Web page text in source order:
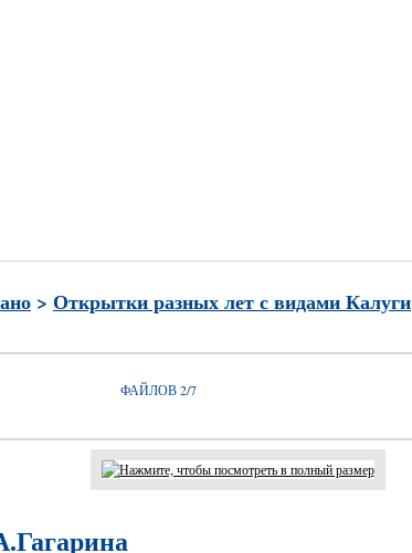
> Открытки разных лет с видами Калуги
ФАЙЛОВ 2/7